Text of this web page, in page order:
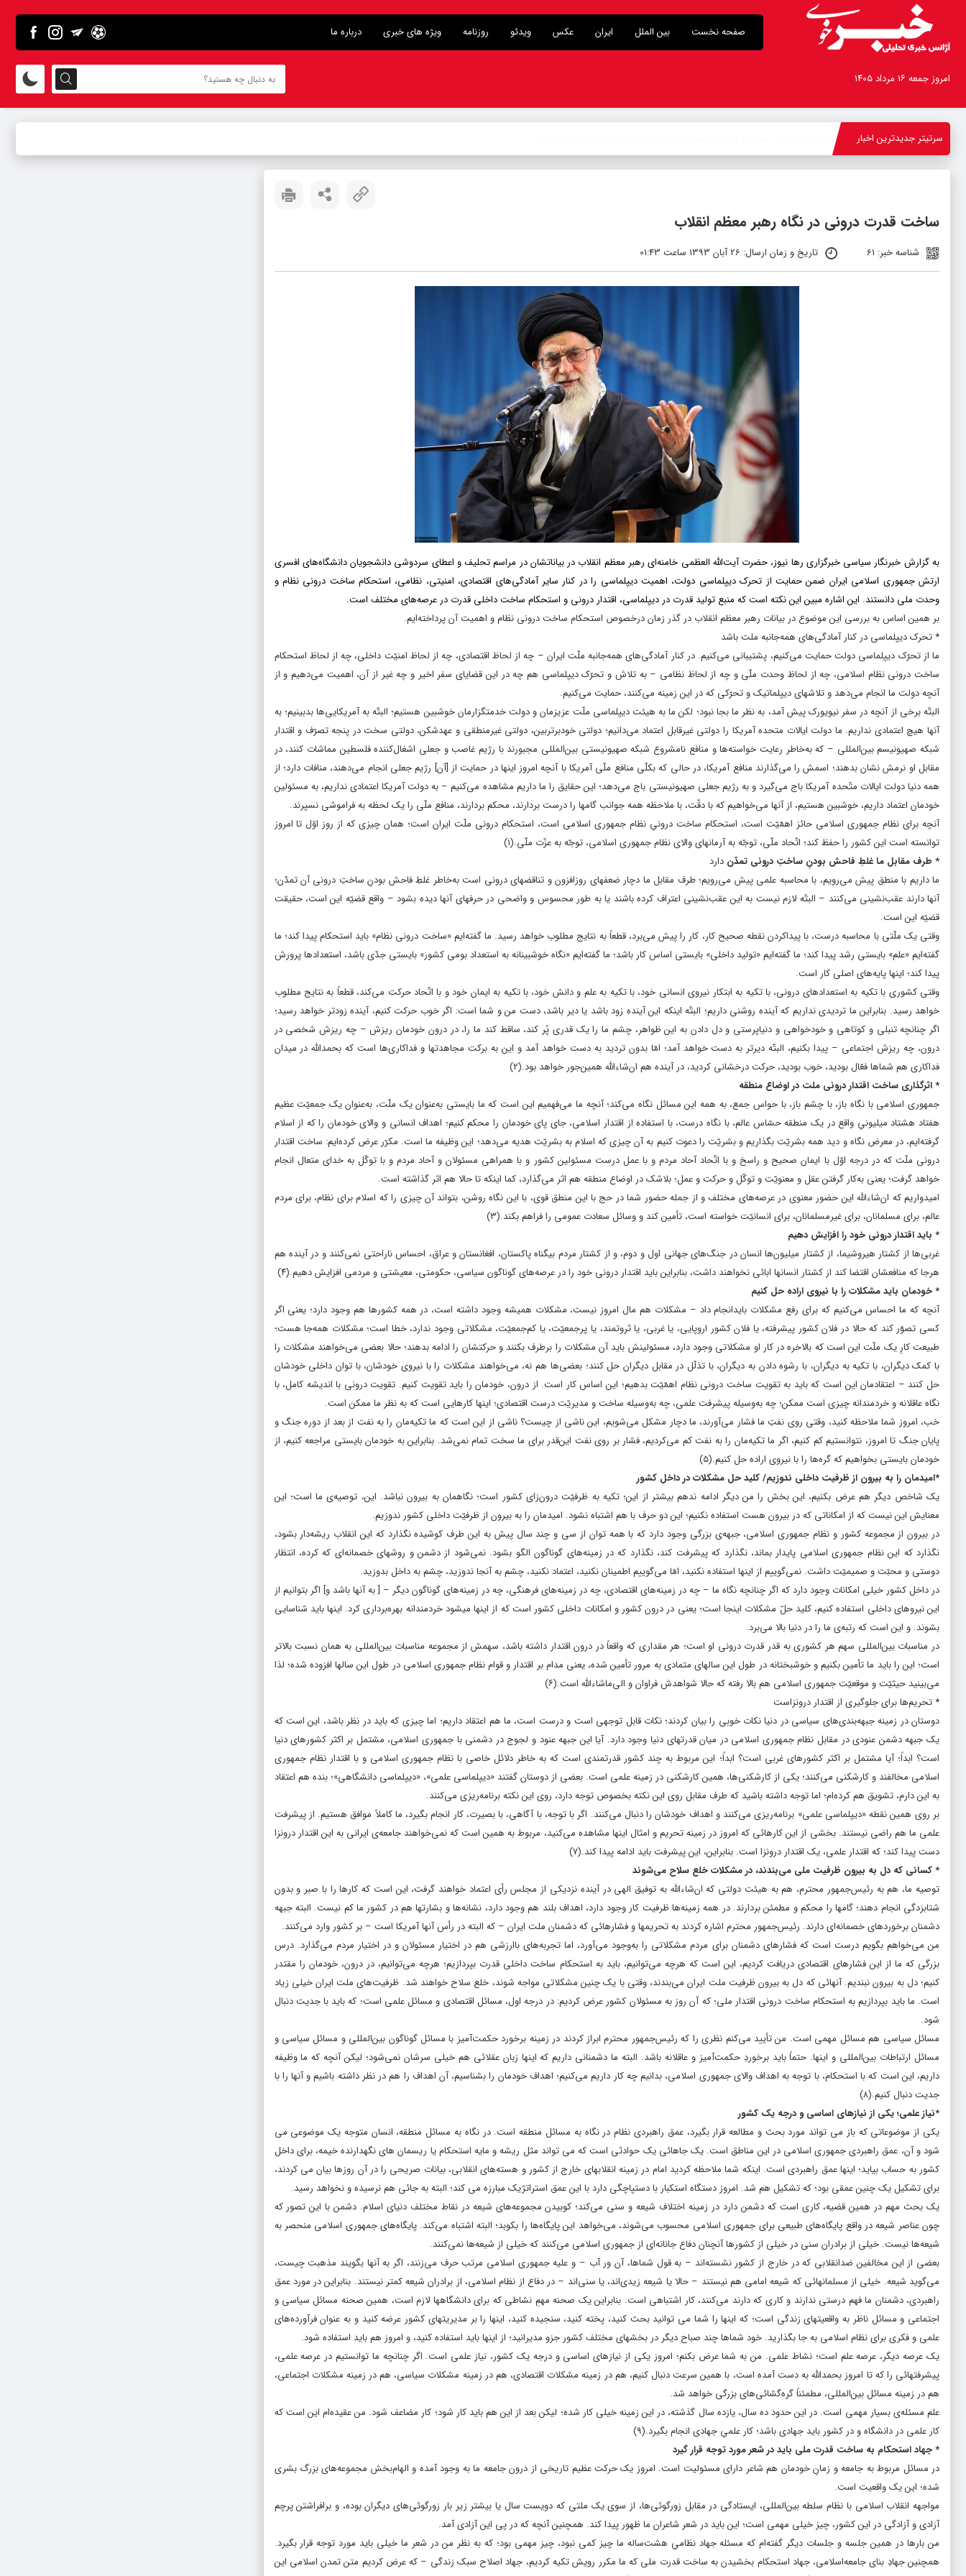
صفحه نخست بین الملل ایران عکس ویدئو روزنامه ویژه های خبری درباره ما
امروز جمعه ۱۶ مرداد ۱۴۰۵
سرتیتر جدیدترین اخبار
ساخت قدرت درونی در نگاه رهبر معظم انقلاب
شناسه خبر: 61 تاریخ و زمان ارسال: 26 آبان 1393 ساعت 01:43
به گزارش خبرنگار سیاسی خبرگزاری رها نیوز، حضرت آیت‌الله العظمی خامنه‌ای رهبر معظم انقلاب در بیاناتشان در مراسم تحلیف و اعطاى سردوشى دانشجویان دانشگاه‌هاى افسرى
ارتش جمهورى اسلامى ایران‌ ضمن حمایت از تحرک دیپلماسی دولت، اهمیت دیپلماسی را در کنار سایر آمادگی‌های اقتصادی، امنیتی، نظامی، استحکام ساخت درونی نظام و
وحدت ملی دانستند. این اشاره مبین این نکته است که منبع تولید قدرت در دیپلماسی، اقتدار درونی و استحکام ساخت داخلی قدرت در عرصه‌های مختلف است.
بر همین اساس به بررسی این موضوع در بیانات رهبر معظم انقلاب در گذر زمان درخصوص استحکام ساخت درونی نظام و اهمیت آن پرداخته‌ایم.
* تحرک دیپلماسی در کنار آمادگی‌های همه‌جانبه ملت باشد
ما از تحرّک دیپلماسى دولت حمایت می‌کنیم، پشتیبانى می‌کنیم. در کنار آمادگى‌هاى همه‌جانبه‌ ملّت ایران – چه از لحاظ اقتصادى، چه از لحاظ امنیّت داخلى، چه از لحاظ استحکام
ساخت درونى نظام اسلامى، چه از لحاظ وحدت ملّى و چه از لحاظ نظامى – به تلاش و تحرّک دیپلماسى هم چه در این قضایاى سفر اخیر و چه غیر از آن، اهمیت می‌دهیم و از
آنچه دولت ما انجام می‌دهد و تلاشهاى دیپلماتیک و تحرّکى که در این زمینه می‌کنند، حمایت می‌کنیم.
البتّه برخى از آنچه در سفر نیویورک پیش آمد، به نظر ما بجا نبود؛ لکن ما به هیئت دیپلماسى ملّت عزیزمان و دولت خدمتگزارمان خوشبین هستیم؛ البتّه به آمریکایى‌ها بدبینیم؛ به
آنها هیچ اعتمادى نداریم. ما دولت ایالات متحده‌ آمریکا را دولتى غیرقابل اعتماد می‌دانیم؛ دولتى خودبرتربین، دولتى غیرمنطقى و عهدشکن، دولتى سخت در پنجه‌ تصرّف و اقتدار
شبکه‌ صهیونیسم بین‌المللى – که به‌خاطر رعایت خواسته‌ها و منافع نامشروع شبکه‌ صهیونیستى بین‌المللى مجبورند با رژیم غاصب و جعلى اشغال‌کننده‌ فلسطین مماشات کنند، در
مقابل او نرمش نشان بدهند؛ اسمش را می‌گذارند منافع آمریکا، در حالى که بکلّى منافع ملّى آمریکا با آنچه امروز اینها در حمایت از [آن‌] رژیم جعلى انجام می‌دهند، منافات دارد؛ از
همه‌ دنیا دولت ایالات متّحده‌ آمریکا باج می‌گیرد و به رژیم جعلى صهیونیستى باج می‌دهد؛ این حقایق را ما داریم مشاهده می‌کنیم – به دولت آمریکا اعتمادى نداریم، به مسئولین
خودمان اعتماد داریم، خوشبین هستیم، از آنها می‌خواهیم که با دقّت، با ملاحظه‌ همه‌ جوانب گامها را درست بردارند، محکم بردارند، منافع ملّى را یک لحظه به فراموشى نسپرند.
آنچه براى نظام جمهورى اسلامى حائز اهمّیّت است، استحکام ساخت درونىِ نظام جمهورى اسلامى است، استحکام درونى ملّت ایران است؛ همان چیزى که از روز اوّل تا امروز
توانسته است این کشور را حفظ کند؛ اتّحاد ملّى، توجّه به آرمانهاى والاى نظام جمهورى اسلامى، توجّه به عزّت ملّى.(۱)
* طرف مقابل ما غلطِ فاحش بودنِ ساختِ درونى تمدّن دارد
ما داریم با منطق پیش می‌رویم، با محاسبه‌ علمى پیش می‌رویم؛ طرف مقابل ما دچار ضعفهاى روزافزون و تناقضهاى درونى است به‌خاطر غلطِ فاحش بودنِ ساختِ درونى آن تمدّن؛
آنها دارند عقب‌نشینى می‌کنند – البتّه لازم نیست به این عقب‌نشینى اعتراف کرده باشند یا به طور محسوس و واضحى در حرفهاى آنها دیده بشود – واقع قضیّه این است، حقیقت
قضیّه این است.
وقتى یک ملّتى با محاسبه‌ درست، با پیداکردن نقطه‌ صحیح کار، کار را پیش می‌برد، قطعاً به نتایج مطلوب خواهد رسید. ما گفته‌ایم «ساخت درونى نظام» باید استحکام پیدا کند؛ ما
گفته‌ایم «علم» بایستى رشد پیدا کند؛ ما گفته‌ایم «تولید داخلى» بایستى اساس کار باشد؛ ما گفته‌ایم «نگاه خوشبینانه به استعداد بومى کشور» بایستى جدّى باشد، استعدادها پرورش
پیدا کند؛ اینها پایه‌هاى اصلى کار است.
وقتى کشورى با تکیه‌ به استعدادهاى درونى، با تکیه‌ به ابتکار نیروى انسانى خود، با تکیه‌ به علم و دانش خود، با تکیه‌ به ایمان خود و با اتّحاد حرکت می‌کند، قطعاً به نتایج مطلوب
خواهد رسید. بنابراین ما تردیدى نداریم که آینده‌ روشنى داریم؛ البتّه اینکه این آینده زود باشد یا دیر باشد، دست من و شما است: اگر خوب حرکت کنیم، آینده زودتر خواهد رسید؛
اگر چنانچه تنبلى و کوتاهى و خودخواهى و دنیاپرستى و دل دادن به این ظواهر، چشم ما را یک قدرى پُر کند، ساقط کند ما را، در درون خودمان ریزش – چه ریزش شخصى در
درون، چه ریزش اجتماعى – پیدا بکنیم، البتّه دیرتر به دست خواهد آمد؛ امّا بدون تردید به دست خواهد آمد و این به برکت مجاهدتها و فداکارى‌ها است که بحمدالله در میدان
فداکارى هم شماها فعّال بودید، خوب بودید، حرکت درخشانى کردید، در آینده هم ان‌شاءالله همین‌جور خواهد بود.(۲)
* اثرگذاری ساخت اقتدار درونی ملت در اوضاع منطقه
جمهورى اسلامى با نگاه باز، با چشم باز، با حواس جمع، به همه‌ این مسائل نگاه می‌کند؛ آنچه ما می‌فهمیم این است که ما بایستى به‌عنوان یک ملّت، به‌عنوان یک جمعیّت عظیم
هفتاد هشتاد میلیونىِ واقع در یک منطقه‌ حسّاس عالم، با نگاه درست، با استفاده‌ از اقتدار اسلامى، جاى پاى خودمان را محکم کنیم؛ اهداف انسانى و والاى خودمان را که از اسلام
گرفته‌ایم، در معرض نگاه و دید همه‌ بشریّت بگذاریم و بشریّت را دعوت کنیم به آن چیزى که اسلام به بشریّت هدیه می‌دهد؛ این وظیفه‌ ما است. مکرّر عرض کرده‌ایم: ساخت اقتدار
درونى ملّت که در درجه‌ اوّل با ایمان صحیح و راسخ و با اتّحاد آحاد مردم و با عمل درست مسئولین کشور و با همراهى مسئولان و آحاد مردم و با توکّل به خداى متعال انجام
خواهد گرفت؛ یعنى به‌کار گرفتن عقل و معنویّت و توکّل و حرکت و عمل؛ بلاشک در اوضاع منطقه هم اثر می‌گذارد، کما اینکه تا حالا هم اثر گذاشته است.
امیدواریم که ان‌شاءالله این حضور معنوى در عرصه‌هاى مختلف و از جمله حضور شما در حج با این منطق قوى، با این نگاه روشن، بتواند آن چیزى را که اسلام براى نظام، براى مردم
عالم، براى مسلمانان، براى غیرمسلمانان، براى انسانیّت خواسته است، تأمین کند و وسائل سعادت عمومى را فراهم بکند.(۳)
* باید اقتدار درونی خود را افزایش دهیم
غربی‌ها از کشتار هیروشیما، از کشتار میلیون‌ها انسان در جنگ‌های جهانی اول و دوم، و از کشتار مردم بیگناه پاکستان، افغانستان و عراق، احساس ناراحتی نمی‌کنند و در آینده هم
هرجا که منافعشان اقتضا کند از کشتار انسانها ابائی نخواهند داشت، بنابراین باید اقتدار درونی خود را در عرصه‌های گوناگون سیاسی، حکومتی، معیشتی و مردمی افزایش دهیم.(۴)
* خودمان باید مشکلات را با نیروی اراده حل کنیم
آنچه که ما احساس می‌کنیم که براى رفع مشکلات بایدانجام داد – مشکلات هم مال امروز نیست، مشکلات همیشه وجود داشته است، در همه‌ کشورها هم وجود دارد؛ یعنى اگر
کسى تصوّر کند که حالا در فلان کشور پیشرفته، یا فلان کشور اروپایى، یا غربى، یا ثروتمند، یا پرجمعیّت، یا کم‌جمعیّت، مشکلاتى وجود ندارد، خطا است؛ مشکلات همه‌جا هست؛
طبیعت کارِ یک ملّت این است که بالاخره در کار او مشکلاتى وجود دارد، مسئولینش باید آن مشکلات را برطرف بکنند و حرکتشان را ادامه بدهند؛ حالا بعضى می‌خواهند مشکلات را
با کمک دیگران، با تکیه‌ به دیگران، با رشوه دادن به دیگران، با تذلّل در مقابل دیگران حل کنند؛ بعضى‌ها هم نه، می‌خواهند مشکلات را با نیروى خودشان، با توان داخلى خودشان
حل کنند – اعتقادمان این است که باید به تقویت ساخت درونى نظام اهمّیّت بدهیم؛ این اساس کار است. از درون، خودمان را باید تقویت کنیم. تقویت درونى با اندیشه‌ کامل، با
نگاه عاقلانه و خردمندانه چیزى است ممکن؛ چه به‌وسیله‌ پیشرفت علمى، چه به‌وسیله‌ ساخت و مدیریّت درست اقتصادى؛ اینها کارهایى است که به نظر ما ممکن است.
خب، امروز شما ملاحظه کنید، وقتى روى نفتِ ما فشار مى‌آورند، ما دچار مشکل می‌شویم، این ناشى از چیست؟ ناشى از این است که ما تکیه‌مان را به نفت از بعد از دوره‌ جنگ و
پایان جنگ تا امروز، نتوانستیم کم کنیم، اگر ما تکیه‌مان را به نفت کم می‌کردیم، فشار بر روى نفت این‌قدر براى ما سخت تمام نمی‌شد. بنابراین به خودمان بایستى مراجعه کنیم، از
خودمان بایستى بخواهیم که گره‌ها را با نیروى اراده حل کنیم.(۵)
*امیدمان را به بیرون از ظرفیت داخلی ندوزیم/ کلید حل مشکلات در داخل کشور
یک شاخص دیگر هم عرض بکنیم، این بخش را من دیگر ادامه ندهم بیشتر از این؛ تکیه به ظرفیّت درون‌زاى کشور است؛ نگاهمان به بیرون نباشد. این، توصیه‌ى ما است؛ این
معنایش این نیست که از امکاناتى که در بیرون هست استفاده نکنیم؛ این دو حرف با هم اشتباه نشود. امیدمان را به بیرون از ظرفیّت داخلى کشور ندوزیم.
در بیرون از مجموعه‌ کشور و نظام جمهورى اسلامى، جبهه‌ى بزرگى وجود دارد که با همه‌ توان از سى و چند سال پیش به این طرف کوشیده نگذارد که این انقلاب ریشه‌دار بشود،
نگذارد که این نظام جمهورى اسلامى پایدار بماند، نگذارد که پیشرفت کند، نگذارد که در زمینه‌هاى گوناگون الگو بشود. نمی‌شود از دشمن و روشهاى خصمانه‌اى که کرده، انتظار
دوستى و محبّت و صمیمیّت داشت. نمی‌گوییم از اینها استفاده نکنید، امّا می‌گوییم اطمینان نکنید، اعتماد نکنید، چشم به آنجا ندوزید، چشم به داخل بدوزید.
در داخل کشور خیلى امکانات وجود دارد که اگر چنانچه نگاه ما – چه در زمینه‌هاى اقتصادى، چه در زمینه‌هاى فرهنگى، چه در زمینه‌هاى گوناگون دیگر – [ به آنها باشد و] اگر بتوانیم از
این نیروهاى داخلى استفاده کنیم، کلید حلّ مشکلات اینجا است؛ یعنى در درون کشور و امکانات داخلى کشور است که از اینها میشود خردمندانه بهره‌بردارى کرد. اینها باید شناسایى
بشوند. و این است که رتبه‌ى ما را در دنیا بالا می‌برد.
در مناسبات بین‌المللى سهم هر کشورى به قدر قدرت درونى او است؛ هر مقدارى که واقعاً در درون اقتدار داشته باشد، سهمش از مجموعه‌ مناسبات بین‌المللى به همان نسبت بالاتر
است؛ این را باید ما تأمین بکنیم و خوشبختانه در طول این سالهاى متمادى به مرور تأمین شده، یعنى مدام بر اقتدار و قوام نظام جمهورى اسلامى در طول این سالها افزوده شده؛ لذا
مى‌بینید حیثیّت و موقعیّت جمهورى اسلامى هم بالا رفته که حالا شواهدش فراوان و الى‌ماشاءالله است.(۶)
* تحریم‌ها برای جلوگیری از اقتدار درونزاست
دوستان در زمینه‌ جبهه‌بندى‌هاى سیاسى در دنیا نکات خوبى را بیان کردند؛ نکات قابل توجهى است و درست است، ما هم اعتقاد داریم؛ اما چیزى که باید در نظر باشد، این است که
یک جبهه‌ دشمن عنودى در مقابل نظام جمهورى اسلامى در میان قدرتهاى دنیا وجود دارد. آیا این جبهه‌ عنود و لجوج در دشمنى با جمهورى اسلامى، مشتمل بر اکثر کشورهاى دنیا
است؟ ابداً؛ آیا مشتمل بر اکثر کشورهاى غربى است؟ ابداً؛ این مربوط به چند کشور قدرتمندى است که به خاطر دلائل خاصى با نظام جمهورى اسلامى و با اقتدار نظام جمهورى
اسلامى مخالفند و کارشکنى می‌کنند؛ یکى از کارشکنى‌ها، همین کارشکنى در زمینه‌ علمى است. بعضى از دوستان گفتند «دیپلماسى علمى»، «دیپلماسى دانشگاهى»؛ بنده هم اعتقاد
به این دارم، تشویق هم کرده‌ام؛ اما توجه داشته باشید که طرف مقابل روى این نکته بخصوص توجه دارد، روى این نکته برنامه‌ریزى می‌کنند.
بر روى همین نقطه‌ «دیپلماسى علمى» برنامه‌ریزى می‌کنند و اهداف خودشان را دنبال می‌کنند. اگر با توجه، با آگاهى، با بصیرت، کار انجام بگیرد، ما کاملاً موافق هستیم. از پیشرفت
علمى ما هم راضى نیستند. بخشى از این کارهائى که امروز در زمینه‌ تحریم و امثال اینها مشاهده می‌کنید، مربوط به همین است که نمی‌خواهند جامعه‌ى ایرانى به این اقتدار درونزا
دست پیدا کند؛ که اقتدار علمى، یک اقتدار درونزا است. بنابراین، این پیشرفت باید ادامه پیدا کند.(۷)
* کسانی که دل به بیرون ظرفیت ملی می‌بندند، در مشکلات خلع سلاح می‌شوند
توصیه‌ ما، هم به رئیس‌جمهور محترم، هم به هیئت دولتى که ان‌شاءالله به توفیق الهى در آینده‌ نزدیکى از مجلس رأى اعتماد خواهند گرفت، این است که کارها را با صبر و بدون
شتابزدگى انجام دهند؛ گامها را محکم و مطمئن بردارند. در همه‌ زمینه‌ها ظرفیت کار وجود دارد، اهداف بلند هم وجود دارد، نشانه‌ها و بشارتها هم در کشور ما کم نیست. البته جبهه‌
دشمنان برخوردهاى خصمانه‌اى دارند. رئیس‌جمهور محترم اشاره کردند به تحریمها و فشارهائى که دشمنان ملت ایران – که البته در رأس آنها آمریکا است – بر کشور وارد می‌کنند.
من می‌خواهم بگویم درست است که فشارهاى دشمنان براى مردم مشکلاتى را به‌وجود مى‌آورد، اما تجربه‌هاى باارزشى هم در اختیار مسئولان و در اختیار مردم می‌گذارد. درس
بزرگى که ما از این فشارهاى اقتصادى دریافت کردیم، این است که هرچه می‌توانیم، باید به استحکام ساخت داخلى قدرت بپردازیم؛ هرچه می‌توانیم، در درون، خودمان را مقتدر
کنیم؛ دل به بیرون نبندیم. آنهائى که دل به بیرون ظرفیت ملت ایران می‌بندند، وقتى با یک چنین مشکلاتى مواجه شوند، خلع سلاح خواهند شد. ظرفیت‌هاى ملت ایران خیلى زیاد
است. ما باید بپردازیم به استحکام ساخت درونى اقتدار ملى؛ که آن روز به مسئولان کشور عرض کردیم: در درجه‌ اول، مسائل اقتصادى و مسائل علمى است؛ که باید با جدیت دنبال
شود.
مسائل سیاسى هم مسائل مهمى است. من تأیید می‌کنم نظرى را که رئیس‌جمهور محترم ابراز کردند در زمینه‌ برخورد حکمت‌آمیز با مسائل گوناگون بین‌المللى و مسائل سیاسى و
مسائل ارتباطات بین‌المللى و اینها. حتماً باید برخوردِ حکمت‌آمیز و عاقلانه باشد. البته ما دشمنانى داریم که اینها زبان عقلائى هم خیلى سرشان نمی‌شود؛ لیکن آنچه که ما وظیفه
داریم، این است که با استحکام، با توجه به اهداف والاى جمهورى اسلامى، بدانیم چه کار داریم می‌کنیم؛ اهداف خودمان را بشناسیم، آن اهداف را هم در نظر داشته باشیم و آنها را با
جدیت دنبال کنیم.(۸)
*نیاز علمی؛ یکى از نیازهاى اساسى و درجه‌ یک کشور
یکى از موضوعاتى که باز می تواند مورد بحث و مطالعه قرار بگیرد، عمق راهبردى نظام در نگاه به مسائل منطقه است. در نگاه به مسائل منطقه، انسان متوجه یک موضوعى می
شود و آن، عمق راهبردى جمهورى اسلامى در این مناطق است. یک جاهائى یک حوادثى است که می تواند مثل ریشه و مایه‌ استحکام یا ریسمان هاى نگهدارنده‌ خیمه، براى داخل
کشور به حساب بیاید؛ اینها عمق راهبردى است. اینکه شما ملاحظه کردید امام در زمینه‌ انقلابهاى خارج از کشور و هسته‌هاى انقلابى، بیانات صریحى را در آن روزها بیان می کردند،
براى تشکیل یک چنین عمقى بود؛ که تشکیل هم شد. امروز دستگاه استکبار با دستپاچگى دارد با این عمق استراتژیک مبارزه می کند؛ البته به جائى هم نرسیده و نخواهد رسید.
یک بحث مهم در همین قضیه، کارى است که دشمن دارد در زمینه‌ اختلاف شیعه و سنى می‌کند؛ کوبیدن مجموعه‌هاى شیعه در نقاط مختلف دنیاى اسلام. دشمن با این تصور که
چون عناصر شیعه در واقع پایگاه‌هاى طبیعى براى جمهورى اسلامى محسوب می‌شوند، می‌خواهد این پایگاه‌ها را بکوبد؛ البته اشتباه می‌کند. پایگاه‌هاى جمهورى اسلامى منحصر به
شیعه‌ها نیست. خیلى از برادران سنى در خیلى از کشورها آنچنان دفاع جانانه‌اى از جمهورى اسلامى می‌کنند که خیلى از شیعه‌ها نمی‌کنند.
بعضى از این مخالفین ضدانقلابى که در خارج از کشور نشسته‌اند – به قول شماها، آن ور آب – و علیه جمهورى اسلامى مرتب حرف می‌زنند، اگر به آنها بگویند مذهبت چیست،
می‌گوید شیعه. خیلى از مسلمانهائى که شیعه‌ امامى هم نیستند – حالا یا شیعه‌ زیدى‌اند، یا سنى‌اند – در دفاع از نظام اسلامى، از برادران شیعه کمتر نیستند. بنابراین در مورد عمق
راهبردى، دشمنان ما فهم درستى ندارند و کارى که دارند می‌کنند، کار اشتباهى است. بنابراین یک صحنه‌ مهمِ نشاطى که براى دانشگاهها لازم است، همین صحنه‌ مسائل سیاسى و
اجتماعى و مسائل ناظر به واقعیتهاى زندگى است؛ که اینها را شما می توانید بحث کنید، پخته کنید، سنجیده کنید، اینها را بر مدیریتهاى کشور عرضه کنید و به عنوان فرآورده‌هاى
علمى و فکرى براى نظام اسلامى به جا بگذارید. خود شماها چند صباح دیگر در بخشهاى مختلف کشور جزو مدیرانید؛ از اینها باید استفاده کنید، و امروز هم باید استفاده شود.
یک عرصه‌ دیگر، عرصه‌ علم است؛ نشاط علمى. من به شما عرض بکنم؛ امروز یکى از نیازهاى اساسى و درجه‌ یک کشور، نیاز علمى است. اگر چنانچه ما توانستیم در عرصه‌ علمى،
پیشرفتهائى را که تا امروز بحمدالله به دست آمده است، با همین سرعت دنبال کنیم، هم در زمینه‌ مشکلات اقتصادى، هم در زمینه‌ مشکلات سیاسى، هم در زمینه‌ مشکلات اجتماعى،
هم در زمینه‌ مسائل بین‌المللى، مطمئناً گره‌گشائى‌هاى بزرگى خواهد شد.
علم مسئله‌ى بسیار مهمى است. در این حدود ده سال، یازده سال گذشته، در این زمینه خیلى کار شده؛ لیکن بعد از این هم باید کار شود؛ کار مضاعف شود. من عقیده‌ام این است که
کار علمى در دانشگاه و در کشور باید جهادى باشد؛ کار علمىِ جهادى انجام بگیرد.(۹)
* جهاد استحکام به ساخت قدرت ملی باید در شعر مورد توجه قرار گیرد
در مسائل مربوط به جامعه و زمانِ خودمان هم شاعر داراى مسئولیت است. امروز یک حرکت عظیم تاریخى از درون جامعه‌ ما به وجود آمده و الهام‌بخش مجموعه‌هاى بزرگ بشرى
شده؛ این یک واقعیت است.
مواجهه‌ انقلاب اسلامى با نظام سلطه‌ بین‌المللى، ایستادگى در مقابل زورگوئى‌ها، از سوى یک ملتى که دویست سال یا بیشتر زیر بار زورگوئى‌هاى دیگران بوده، و برافراشتن پرچم
آزادى و آزادگى در این کشور، چیز خیلى مهمى است؛ این باید در شعر شاعران ما ظهور پیدا کند. همچنین آنچه که در پى این آزادى آمد.
من بارها در همین جلسه و جلسات دیگر گفته‌ام که مسئله‌ جهاد نظامىِ هشت‌ساله‌ ما چیز کمى نبود، چیز مهمى بود؛ که به نظر من در شعر ما خیلى باید مورد توجه قرار بگیرد.
همچنین جهادِ بناى جامعه‌اسلامى، جهاد استحکام بخشیدن به ساخت قدرت ملى که ما مکرر رویش تکیه کردیم، جهاد اصلاح سبک زندگى – که عرض کردیم متن تمدن اسلامى این